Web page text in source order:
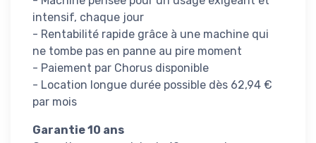
intensif, chaque jour
- Rentabilité rapide grâce à une machine qui
ne tombe pas en panne au pire moment
- Paiement par Chorus disponible
- Location longue durée possible dès 62,94 €
par mois
Garantie 10 ans